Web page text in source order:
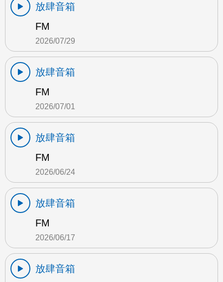
放肆音箱
FM
2026/07/29
放肆音箱
FM
2026/07/01
放肆音箱
FM
2026/06/24
放肆音箱
FM
2026/06/17
放肆音箱